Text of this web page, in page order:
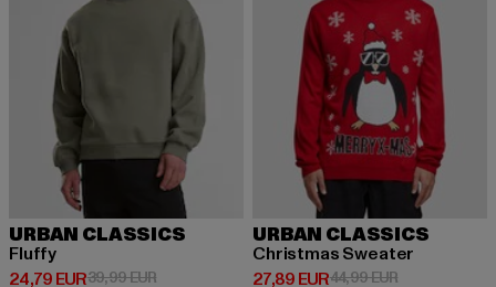
URBAN CLASSICS
Fluffy
24,79 EUR
Derzeitiger Preis: 24,79 EUR
39,99 EURAktionspreis: 39,99 EUR
URBAN CLASSICS
Christmas Sweater
27,89 EUR
Derzeitiger Preis: 27,89 EUR
44,99 EURAktionspreis: